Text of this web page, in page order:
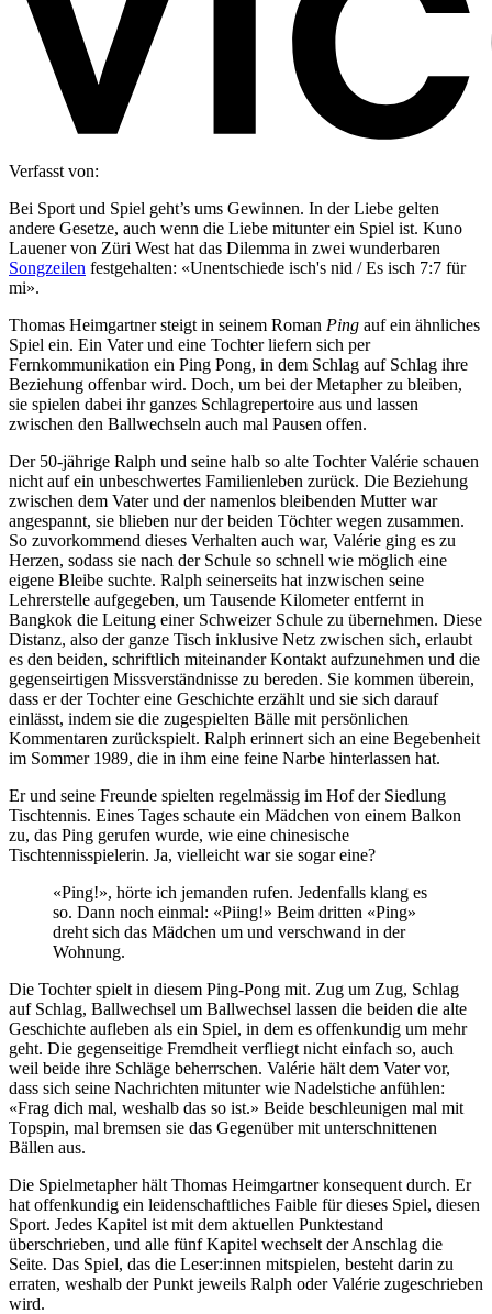
Verfasst von:
Bei Sport und Spiel geht’s ums Gewinnen. In der Liebe gelten
andere Gesetze, auch wenn die Liebe mitunter ein Spiel ist. Kuno
Lauener von Züri West hat das Dilemma in zwei wunderbaren
Songzeilen festgehalten: «Unentschiede isch's nid / Es isch 7:7 für
mi».
Thomas Heimgartner steigt in seinem Roman Ping auf ein ähnliches
Spiel ein. Ein Vater und eine Tochter liefern sich per
Fernkommunikation ein Ping Pong, in dem Schlag auf Schlag ihre
Beziehung offenbar wird. Doch, um bei der Metapher zu bleiben,
sie spielen dabei ihr ganzes Schlagrepertoire aus und lassen
zwischen den Ballwechseln auch mal Pausen offen.
Der 50-jährige Ralph und seine halb so alte Tochter Valérie schauen
nicht auf ein unbeschwertes Familienleben zurück. Die Beziehung
zwischen dem Vater und der namenlos bleibenden Mutter war
angespannt, sie blieben nur der beiden Töchter wegen zusammen.
So zuvorkommend dieses Verhalten auch war, Valérie ging es zu
Herzen, sodass sie nach der Schule so schnell wie möglich eine
eigene Bleibe suchte. Ralph seinerseits hat inzwischen seine
Lehrerstelle aufgegeben, um Tausende Kilometer entfernt in
Bangkok die Leitung einer Schweizer Schule zu übernehmen. Diese
Distanz, also der ganze Tisch inklusive Netz zwischen sich, erlaubt
es den beiden, schriftlich miteinander Kontakt aufzunehmen und die
gegenseirtigen Missverständnisse zu bereden. Sie kommen überein,
dass er der Tochter eine Geschichte erzählt und sie sich darauf
einlässt, indem sie die zugespielten Bälle mit persönlichen
Kommentaren zurückspielt. Ralph erinnert sich an eine Begebenheit
im Sommer 1989, die in ihm eine feine Narbe hinterlassen hat.
Er und seine Freunde spielten regelmässig im Hof der Siedlung
Tischtennis. Eines Tages schaute ein Mädchen von einem Balkon
zu, das Ping gerufen wurde, wie eine chinesische
Tischtennisspielerin. Ja, vielleicht war sie sogar eine?
«Ping!», hörte ich jemanden rufen. Jedenfalls klang es
so. Dann noch einmal: «Piing!» Beim dritten «Ping»
dreht sich das Mädchen um und verschwand in der
Wohnung.
Die Tochter spielt in diesem Ping-Pong mit. Zug um Zug, Schlag
auf Schlag, Ballwechsel um Ballwechsel lassen die beiden die alte
Geschichte aufleben als ein Spiel, in dem es offenkundig um mehr
geht. Die gegenseitige Fremdheit verfliegt nicht einfach so, auch
weil beide ihre Schläge beherrschen. Valérie hält dem Vater vor,
dass sich seine Nachrichten mitunter wie Nadelstiche anfühlen:
«Frag dich mal, weshalb das so ist.» Beide beschleunigen mal mit
Topspin, mal bremsen sie das Gegenüber mit unterschnittenen
Bällen aus.
Die Spielmetapher hält Thomas Heimgartner konsequent durch. Er
hat offenkundig ein leidenschaftliches Faible für dieses Spiel, diesen
Sport. Jedes Kapitel ist mit dem aktuellen Punktestand
überschrieben, und alle fünf Kapitel wechselt der Anschlag die
Seite. Das Spiel, das die Leser:innen mitspielen, besteht darin zu
erraten, weshalb der Punkt jeweils Ralph oder Valérie zugeschrieben
wird.